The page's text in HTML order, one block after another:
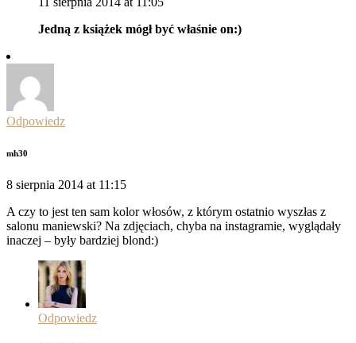
Jedną z książek mógł być właśnie on:)
Odpowiedz
mh30
8 sierpnia 2014 at 11:15
A czy to jest ten sam kolor włosów, z którym ostatnio wyszłas z
salonu maniewski? Na zdjęciach, chyba na instagramie, wyglądały
inaczej – były bardziej blond:)
Odpowiedz